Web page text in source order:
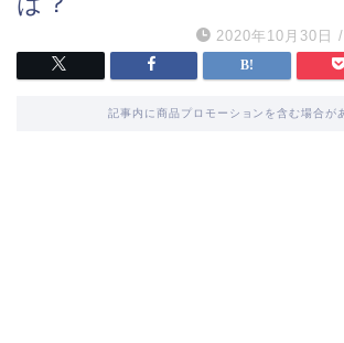
2020年10月30日 /
記事内に商品プロモーションを含む場合が